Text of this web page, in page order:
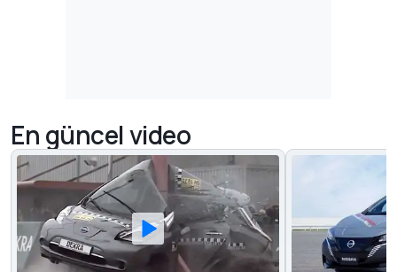
En güncel video